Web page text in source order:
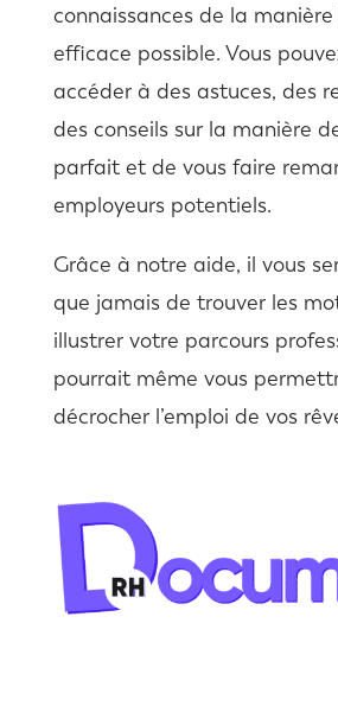
connaissances de la
efficace possible. Vous
accéder à des astuces, des
des conseils sur la manière
parfait et de vous faire
employeurs potentiels.
Grâce à notre aide, il vous
que jamais de trouver les
illustrer votre parcours
pourrait même vous
décrocher l’emploi de vos